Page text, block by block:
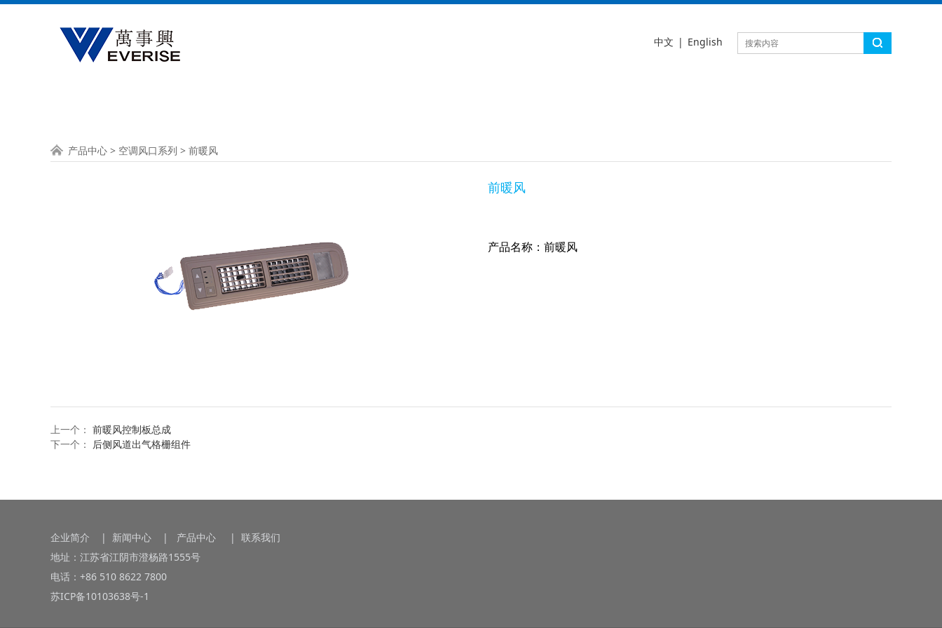
中文 | English
前暖风
产品中心 > 空调风口系列 > 前暖风
前暖风
产品名称：前暖风
上一个： 前暖风控制板总成
下一个： 后侧风道出气格栅组件
企业简介 | 新闻中心 | 产品中心 | 联系我们
地址：江苏省江阴市澄杨路1555号
电话：+86 510 8622 7800
苏ICP备10103638号-1